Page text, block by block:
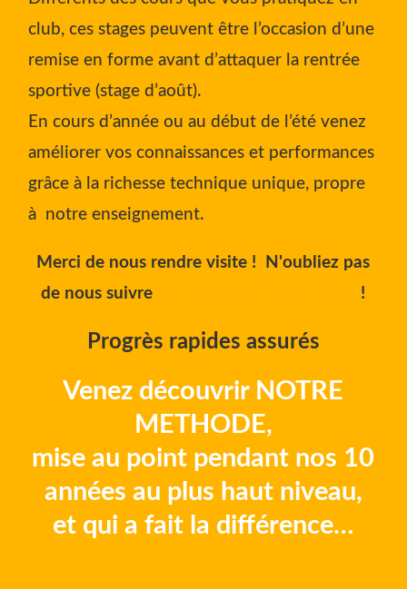
club, ces stages peuvent être l’occasion d’une
remise en forme avant d’attaquer la rentrée
sportive (stage d’août).
En cours d’année ou au début de l’été venez
améliorer vos connaissances et performances
grâce à la richesse technique unique, propre
à notre enseignement.
Merci de nous rendre visite ! N'oubliez pas
de nous suivre
!
Progrès rapides assurés
Venez découvrir NOTRE
METHODE,
mise au point pendant nos 10
années au plus haut niveau,
et qui a fait la différence…